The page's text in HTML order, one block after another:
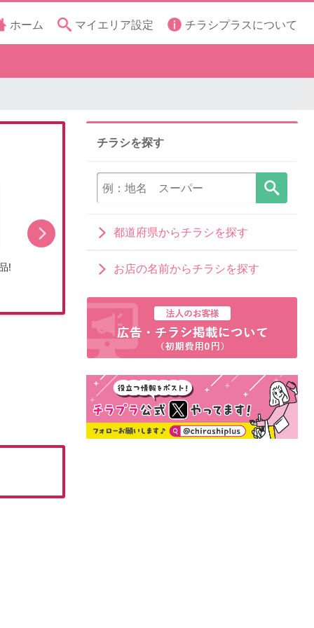
ホーム マイエリア設定 チラシプラスについて
! 今月の得選品
チラシを探す
都道府県からチラシを探す
お店の名前からチラシを探す